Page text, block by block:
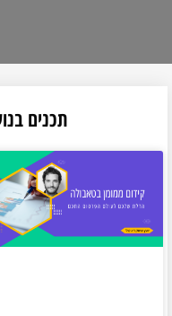
תכנים